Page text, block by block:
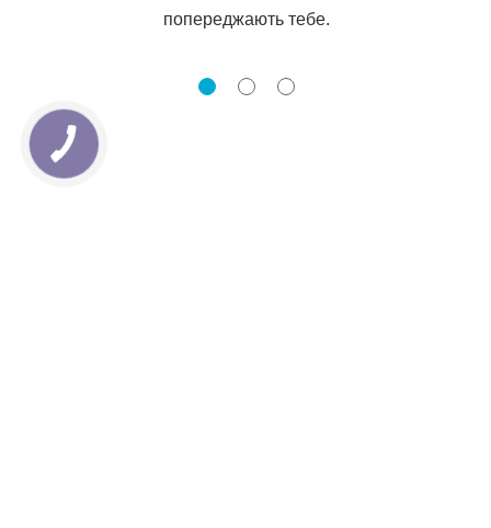
попереджають тебе.